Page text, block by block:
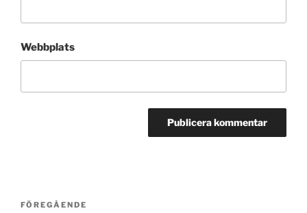
Webbplats
Inläggsnavigering
Föregående
FÖREGÅENDE